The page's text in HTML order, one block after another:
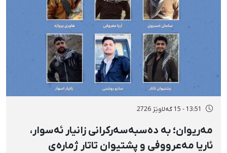
13:51 - 15 گەلاوێژ 2726
مەریوان؛ بە دەسبەسەرکرانی زانیار ئەسوار،
ئاریا مەعرووفی و پشتیوان تاتار ژمارەی